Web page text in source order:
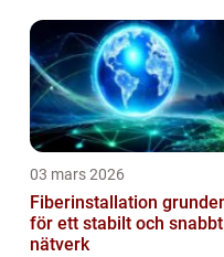
03 mars 2026
Fiberinstallation grunden
för ett stabilt och snabbt
nätverk